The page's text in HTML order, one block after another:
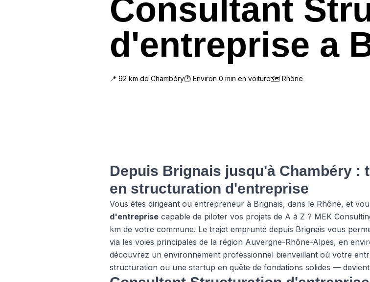
Consultant
d'entreprise a
📍 92 km de Chambéry🕐 Environ 0 min en voiture🗺 Rhône
Depuis Brignais jusqu'à Chambéry :
en structuration d'entreprise
Vous êtes dirigeant ou entrepreneur à Brignais, dans le Rhône, et
d'entreprise capable de piloter vos projets de A à Z ? MEK
km de votre commune. Le trajet emprunté depuis Brignais vous
via les voies principales de la région Auvergne-Rhône-Alpes, en
découvrez un environnement professionnel bienveillant où votre
structuration ou une startup en quête de fondations solides —